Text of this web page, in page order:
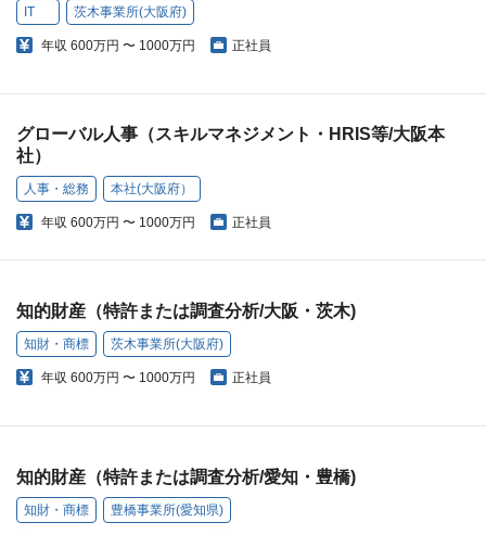
IT 茨木事業所(大阪府)
年収 600万円 〜 1000万円 正社員
グローバル人事（スキルマネジメント・HRIS等/大阪本
社）
人事・総務 本社(大阪府）
年収 600万円 〜 1000万円 正社員
知的財産（特許または調査分析/大阪・茨木)
知財・商標 茨木事業所(大阪府)
年収 600万円 〜 1000万円 正社員
知的財産（特許または調査分析/愛知・豊橋)
知財・商標 豊橋事業所(愛知県)